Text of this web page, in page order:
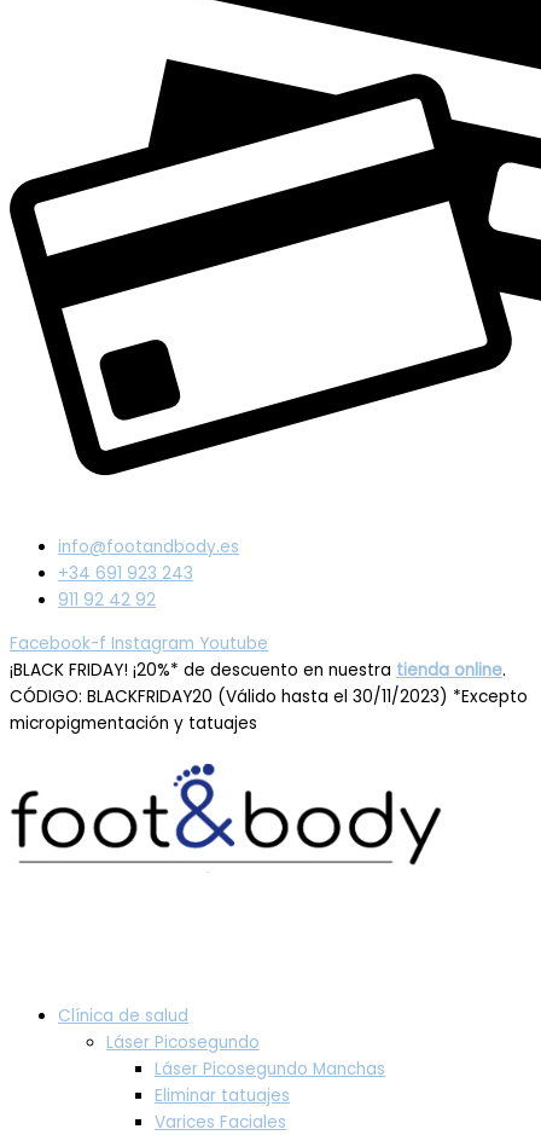
info@footandbody.es
+34 691 923 243
911 92 42 92
Facebook-f Instagram Youtube
¡BLACK FRIDAY! ¡20%* de descuento en nuestra tienda online.
CÓDIGO: BLACKFRIDAY20 (Válido hasta el 30/11/2023) *Excepto
micropigmentación y tatuajes
Clínica de salud
Láser Picosegundo
Láser Picosegundo Manchas
Eliminar tatuajes
Varices Faciales